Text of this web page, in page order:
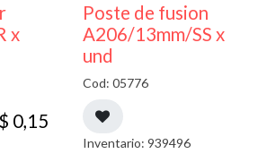
x
0,15
Poste de fusion
A206/13mm/SS x
und
Cod: 05776
Inventario: 939496